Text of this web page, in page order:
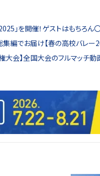
」を開催！ゲストはもちろん
編でお届け【春の高校バレー
大会】全国大会のフルマッチ